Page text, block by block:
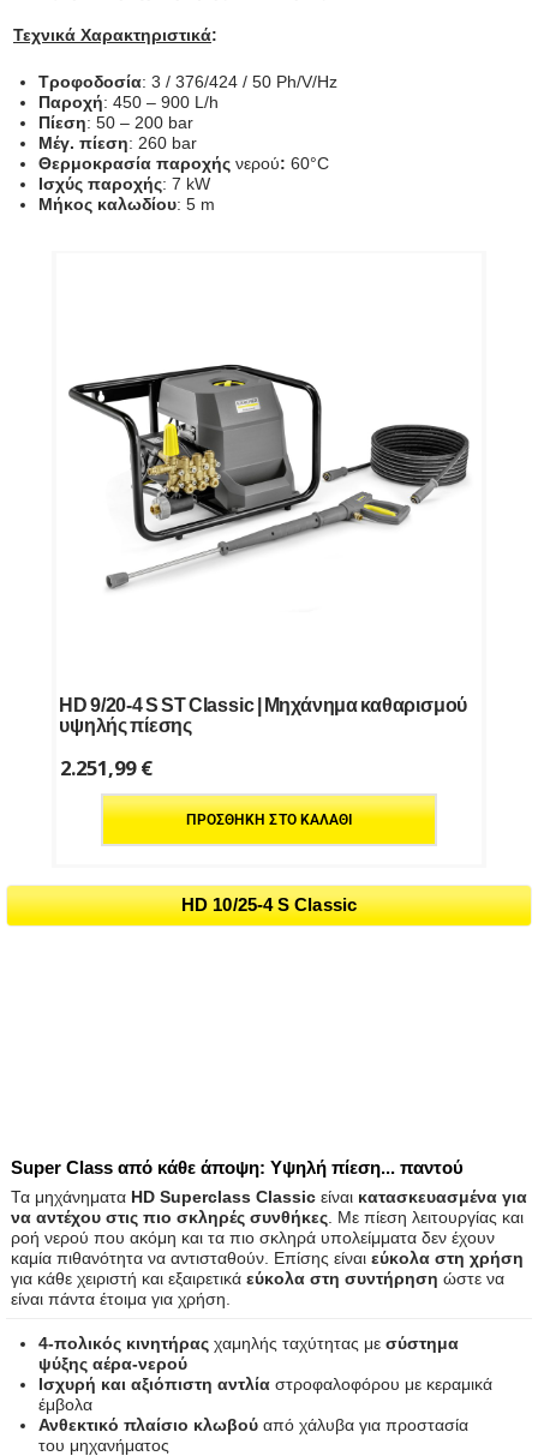
Τεχνικά Χαρακτηριστικά:
Τροφοδοσία: 3 / 376/424 / 50 Ph/V/Hz
Παροχή: 450 – 900 L/h
Πίεση: 50 – 200 bar
Μέγ. πίεση: 260 bar
Θερμοκρασία παροχής νερού: 60°C
Ισχύς παροχής: 7 kW
Μήκος καλωδίου: 5 m
HD 9/20-4 S ST Classic | Μηχάνημα καθαρισμού
υψηλής πίεσης
2.251,99€
ΠΡΟΣΘΉΚΗ ΣΤΟ ΚΑΛΆΘΙ
HD 10/25-4 S Classic
Super Class από κάθε άποψη: Υψηλή πίεση... παντού
Τα μηχάνηματα HD Superclass Classic είναι κατασκευασμένα για
να αντέχου στις πιο σκληρές συνθήκες . Με πίεση λειτουργίας και
ροή νερού που ακόμη και τα πιο σκληρά υπολείμματα δεν έχουν
καμία πιθανότητα να αντισταθούν. Επίσης είναι εύκολα στη χρήση
για κάθε χειριστή και εξαιρετικά εύκολα στη συντήρηση ώστε να
είναι πάντα έτοιμα για χρήση.
4-πολικός κινητήραςχαμηλής ταχύτητας με σύστημα
ψύξης αέρα-νερού
Ισχυρή και αξιόπιστη αντλίαστροφαλοφόρου με κεραμικά
έμβολα
Ανθεκτικό πλαίσιο κλωβούαπό χάλυβα για προστασία
του μηχανήματος